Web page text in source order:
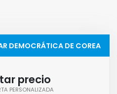
DEMOCRÁTICA DE COREA
precio
PERSONALIZADA